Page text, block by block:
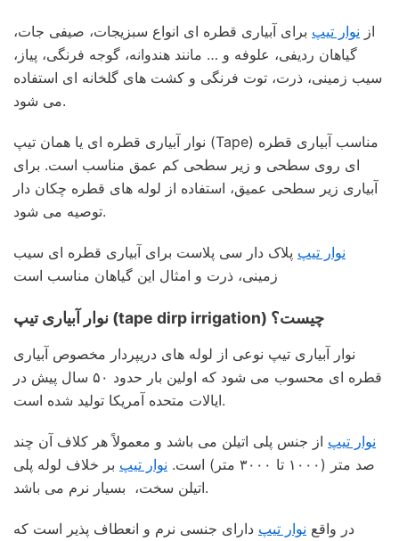
از نوار تیپ برای آبیاری قطره ای انواع سبزیجات، صیفی جات،
گیاهان ردیفی، علوفه و … مانند هندوانه، گوجه فرنگی، پیاز،
سیب زمینی، ذرت، توت فرنگی و کشت های گلخانه ای استفاده
می شود.
نوار آبیاری قطره ای یا همان تیپ (Tape) مناسب آبیاری قطره
ای روی سطحی و زیر سطحی کم عمق مناسب است. برای
آبیاری زیر سطحی عمیق، استفاده از لوله های قطره چکان دار
توصیه می شود.
نوار تیپ پلاک دار سی پلاست برای آبیاری قطره ای سیب
زمینی، ذرت و امثال این گیاهان مناسب است
نوار آبیاری تیپ (tape dirp irrigation) چیست؟
نوار آبیاری تیپ نوعی از لوله های دریپردار مخصوص آبیاری
قطره ای محسوب می شود که اولین بار حدود ۵۰ سال پیش در
ایالات متحده آمریکا تولید شده است.
نوار تیپ از جنس پلی اتیلن می باشد و معمولاً هر کلاف آن چند
صد متر (۱۰۰۰ تا ۳۰۰۰ متر) است.
نوار تیپ بر خلاف لوله پلی
اتیلن سخت، بسیار نرم می باشد.
در واقع نوار تیپ دارای جنسی نرم و انعطاف پذیر است که